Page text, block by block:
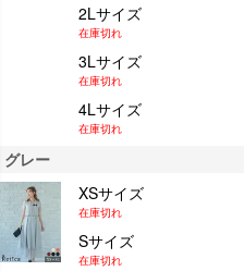
2Lサイズ
在庫切れ
3Lサイズ
在庫切れ
4Lサイズ
在庫切れ
グレー
XSサイズ
在庫切れ
Sサイズ
在庫切れ